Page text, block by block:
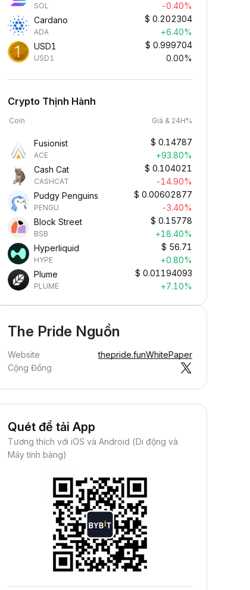
SOL
-0.40%
Cardano
ADA
$ 0.202304
+6.40%
USD1
USD1
$ 0.999704
0.00%
Crypto Thịnh Hành
Coin Giá & 24H%
Fusionist
ACE
$ 0.14787
+93.80%
Cash Cat
CASHCAT
$ 0.104021
-14.90%
Pudgy Penguins
PENGU
$ 0.00602877
-3.40%
Block Street
BSB
$ 0.15778
+18.40%
Hyperliquid
HYPE
$ 56.71
+0.80%
Plume
PLUME
$ 0.01194093
+7.10%
The Pride Nguồn
Website thepride.funWhitePaper
Cộng Đồng
Quét để tải App
Tương thích với iOS và Android (Di động và
Máy tính bảng)